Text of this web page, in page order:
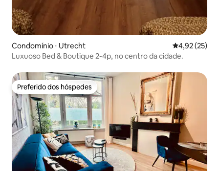
Condomínio ⋅ Utrecht 4,92 de uma
4,92 (25)
Luxuoso Bed & Boutique 2-4p, no centro da cidade.
Preferido dos hóspedes
Preferido dos hóspedes